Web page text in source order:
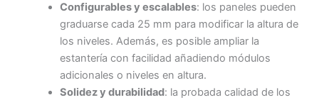
Configurables y escalables: los paneles pueden
graduarse cada 25 mm para modificar la altura de
los niveles. Además, es posible ampliar la
estantería con facilidad añadiendo módulos
adicionales o niveles en altura.
Solidez y durabilidad: la probada calidad de los